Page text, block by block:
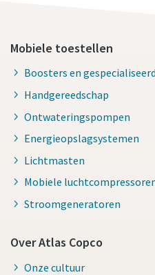
Mobiele toestellen
Boosters en
Handgereedschap
Ontwateringspompen
Energieopslagsystemen
Lichtmasten
Mobiele
Stroomgeneratoren
Over Atlas Copco
Onze cultuur